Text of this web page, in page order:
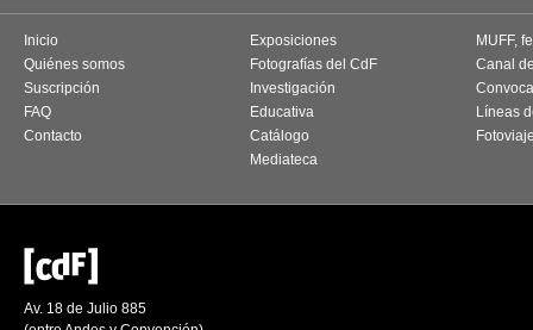
Inicio
Quiénes somos
Suscripción
FAQ
Contacto
Exposiciones
Fotografías del CdF
Investigación
Educativa
Catálogo
Mediateca
MUFF,
Canal
Líneas
Av. 18 de Julio 885